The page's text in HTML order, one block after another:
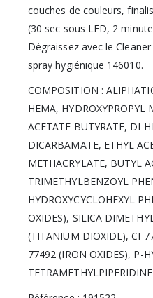
couches de couleurs,
(30 sec sous LED, 2
Dégraissez avec le
spray hygiénique 146010.
COMPOSITION :
HEMA, HYDROXYPROPYL
ACETATE BUTYRATE, DI-
DICARBAMATE, ETHYL
METHACRYLATE, BUTYL
TRIMETHYLBENZOYL
HYDROXYCYCLOHEXYL
OXIDES), SILICA
(TITANIUM DIOXIDE), CI
77492 (IRON OXIDES), P-